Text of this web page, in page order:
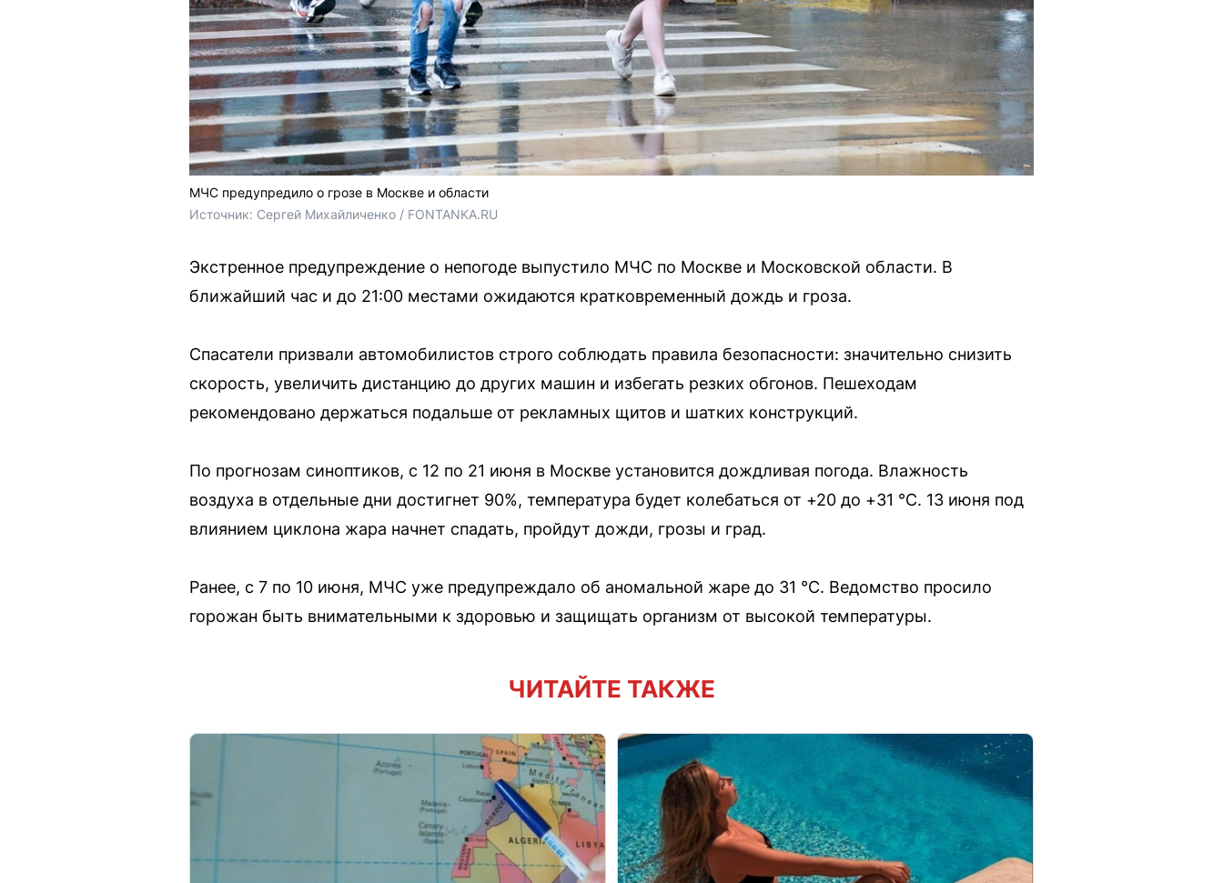
МЧС предупредило о грозе в Москве и области
Источник: Сергей Михайличенко / FONTANKA.RU
Экстренное предупреждение о непогоде выпустило МЧС по Москве и Московской области. В
ближайший час и до 21:00 местами ожидаются кратковременный дождь и гроза.
Спасатели призвали автомобилистов строго соблюдать правила безопасности: значительно снизить
скорость, увеличить дистанцию до других машин и избегать резких обгонов. Пешеходам
рекомендовано держаться подальше от рекламных щитов и шатких конструкций.
По прогнозам синоптиков, с 12 по 21 июня в Москве установится дождливая погода. Влажность
воздуха в отдельные дни достигнет 90%, температура будет колебаться от +20 до +31 °C. 13 июня под
влиянием циклона жара начнет спадать, пройдут дожди, грозы и град.
Ранее, с 7 по 10 июня, МЧС уже предупреждало об аномальной жаре до 31 °C. Ведомство просило
горожан быть внимательными к здоровью и защищать организм от высокой температуры.
ЧИТАЙТЕ ТАКЖЕ